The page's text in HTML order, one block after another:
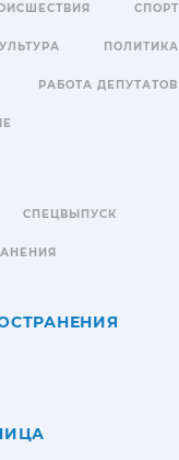
СПОРТ
ПОЛИТИКА
РАБОТА ДЕПУТАТОВ
СПЕЦВЫПУСК